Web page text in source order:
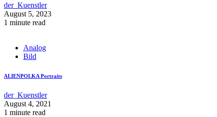
der_Kuenstler
August 5, 2023
1 minute read
Analog
Bild
ALIENPOLKA Portraits
der_Kuenstler
August 4, 2021
1 minute read